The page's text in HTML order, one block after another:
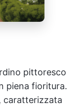
pittoresco
piena fioritura.
caratterizzata